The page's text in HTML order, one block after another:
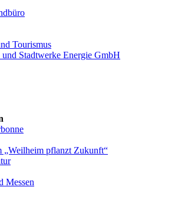
Tourismus
Stadtwerke Energie GmbH
„Weilheim pflanzt Zukunft“
Messen